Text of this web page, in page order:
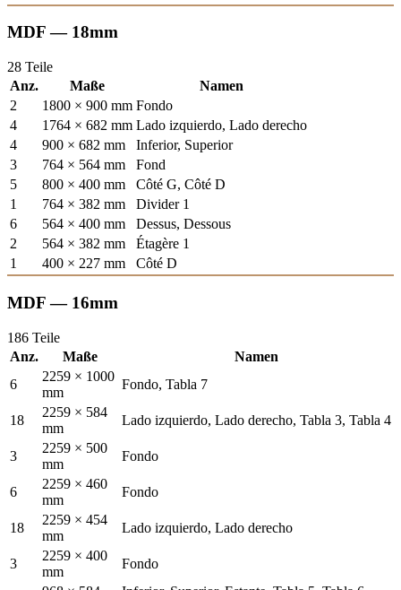
MDF — 18mm
28 Teile
Anz.
Maße
Namen
2
1800 × 900 mm Fondo
4
1764 × 682 mm Lado izquierdo, Lado derecho
4
900 × 682 mm
Inferior, Superior
3
764 × 564 mm
Fond
5
800 × 400 mm
Côté G, Côté D
1
764 × 382 mm
Divider 1
6
564 × 400 mm
Dessus, Dessous
2
564 × 382 mm
Étagère 1
1
400 × 227 mm Côté D
MDF — 16mm
186 Teile
Anz.
Maße
Namen
6
2259 × 1000
mm
Fondo, Tabla 7
18
2259 × 584
mm
Lado izquierdo, Lado derecho, Tabla 3, Tabla 4
3
2259 × 500
mm
Fondo
6
2259 × 460
mm
Fondo
18
2259 × 454
mm
Lado izquierdo, Lado derecho
3
2259 × 400
mm
Fondo